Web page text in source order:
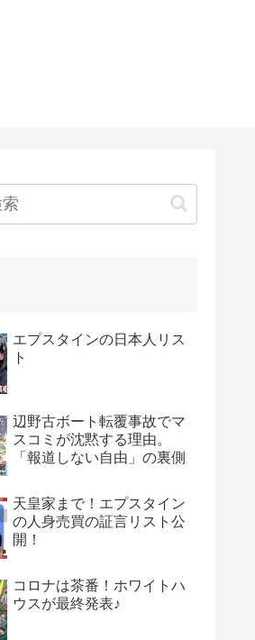
エプスタインの日本人リス
ト
辺野古ボート転覆事故でマ
スコミが沈黙する理由。
「報道しない自由」の裏側
天皇家まで！エプスタイン
の人身売買の証言リスト公
開！
コロナは茶番！ホワイトハ
ウスが最終発表♪